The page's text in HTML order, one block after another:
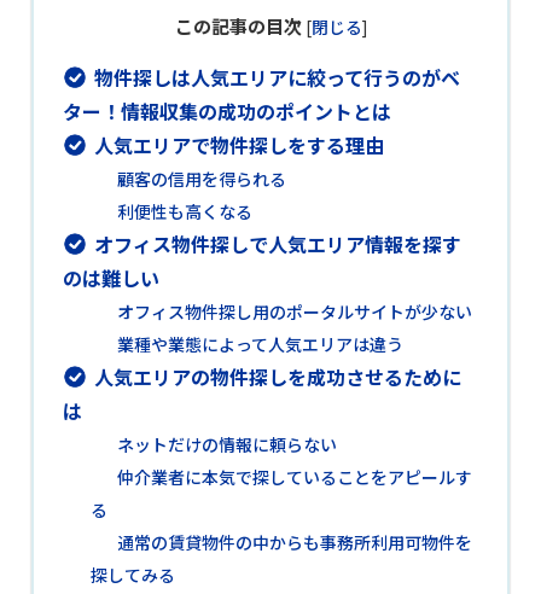
この記事の目次 [閉じる]
物件探しは人気エリアに絞って行うのがベ
ター！情報収集の成功のポイントとは
人気エリアで物件探しをする理由
顧客の信用を得られる
利便性も高くなる
オフィス物件探しで人気エリア情報を探す
のは難しい
オフィス物件探し用のポータルサイトが少ない
業種や業態によって人気エリアは違う
人気エリアの物件探しを成功させるために
は
ネットだけの情報に頼らない
仲介業者に本気で探していることをアピールす
る
通常の賃貸物件の中からも事務所利用可物件を
探してみる